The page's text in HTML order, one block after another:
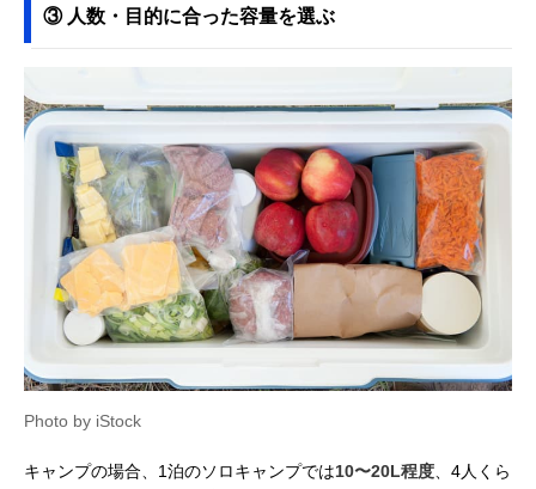
③ 人数・目的に合った容量を選ぶ
Photo by iStock
キャンプの場合、1泊のソロキャンプでは10〜20L程度、4人くら